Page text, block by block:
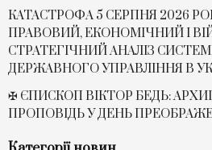
КАТАСТРОФА 5 СЕРПНЯ 2026
ПРАВОВИЙ, ЕКОНОМІЧНИЙ І
СТРАТЕГІЧНИЙ АНАЛІЗ
ДЕРЖАВНОГО УПРАВЛІННЯ В
✠ ЄПИСКОП ВІКТОР БЕДЬ:
ПРОПОВІДЬ У ДЕНЬ